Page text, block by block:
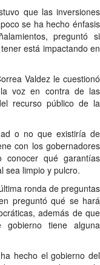
que las inversiones
se ha hecho énfasis
preguntó si
está impactando en
Valdez le cuestionó
voz en contra de las
recurso público de la
o no que existiría de
con los gobernadores
conocer qué garantías
sea limpio y pulcro.
ronda de preguntas
preguntó qué se hará
además de que
tiene alguna
hecho el gobierno del